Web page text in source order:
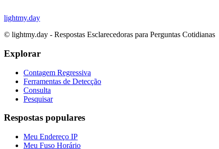
lightmy.day
© lightmy.day - Respostas Esclarecedoras para Perguntas Cotidianas
Explorar
Contagem Regressiva
Ferramentas de Detecção
Consulta
Pesquisar
Respostas populares
Meu Endereço IP
Meu Fuso Horário